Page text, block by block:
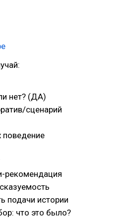
нет? (ДА)
сценарий
поведение
рекомендация
подачи истории
что это было?